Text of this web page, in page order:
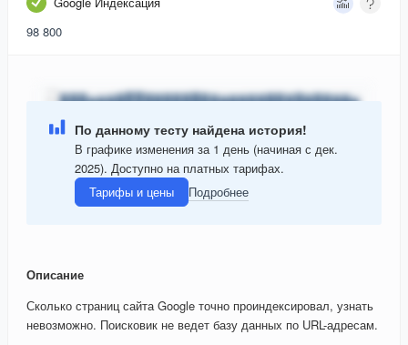
98 800
По данному тесту найдена история!
В графике изменения за 1 день (начиная с дек.
2025). Доступно на платных тарифах.
Тарифы и цены
Подробнее
Описание
Сколько страниц сайта Google точно проиндексировал, узнать
невозможно. Поисковик не ведет базу данных по URL-адресам.